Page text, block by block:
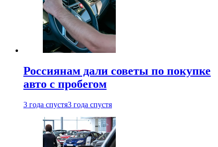
Россиянам дали советы по покупке
авто с пробегом
3 года спустя3 года спустя